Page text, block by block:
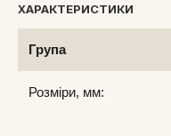
ХАРАКТЕРИСТИКИ
Група
Розміри, мм: